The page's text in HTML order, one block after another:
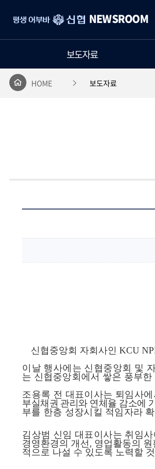
평
생
어
신
협
NEWSROOM
보도자료
HOME 보도자료
신협중앙회 자회사인 KCU
이날 행사에는 신협중앙회 및
는 신협중앙회에서 쌓은 풍부
조용록 전 대표이사는 퇴임사에
부실채권 관리와 연체율 감소에
부를 한층 성장시킬 적임자라
김상범 신임 대표이사는 취임사
경영환경의 개선, 영업활동의
적으로 나설 수 있도록 노력할 것